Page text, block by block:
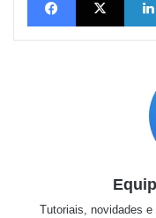
Tutoriais, novidades